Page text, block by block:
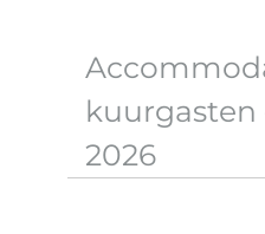
kuurgasten
2026